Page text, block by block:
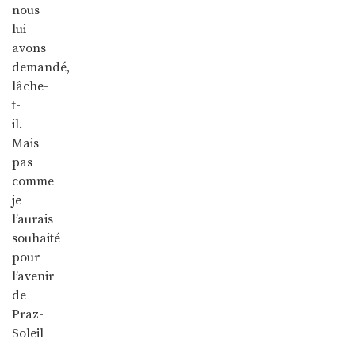
nous
lui
avons
demandé,
lâche-
t-
il.
Mais
pas
comme
je
l’aurais
souhaité
pour
l’avenir
de
Praz-
Soleil